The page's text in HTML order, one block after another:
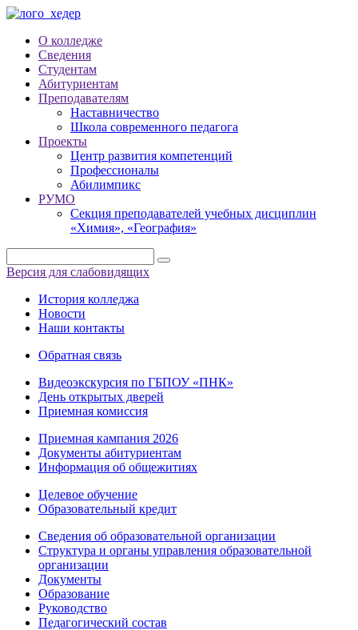
О колледже
Сведения
Студентам
Абитуриентам
Преподавателям
Наставничество
Школа современного педагога
Проекты
Центр развития компетенций
Профессионалы
Абилимпикс
РУМО
Секция преподавателей учебных дисциплин
«Химия», «География»
Версия для слабовидящих
История колледжа
Новости
Наши контакты
Обратная связь
Видеоэкскурсия по ГБПОУ «ПНК»
День открытых дверей
Приемная комиссия
Приемная кампания 2026
Дoкументы абитуриентам
Информация об общежитиях
Целевое обучение
Образовательный кредит
Сведения об образовательной организации
Структура и органы управления образовательной
организации
Документы
Образование
Руководство
Педагогический состав